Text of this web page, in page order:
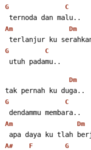
G C
ternoda dan malu..
Am Dm
terlanjur ku
G C
utuh padamu..
Dm
tak pernah ku duga..
G C
dendammu membara..
Am Dm
apa daya ku tlah
A# F G